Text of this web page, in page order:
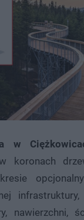
w
koronach
nawierzchni,